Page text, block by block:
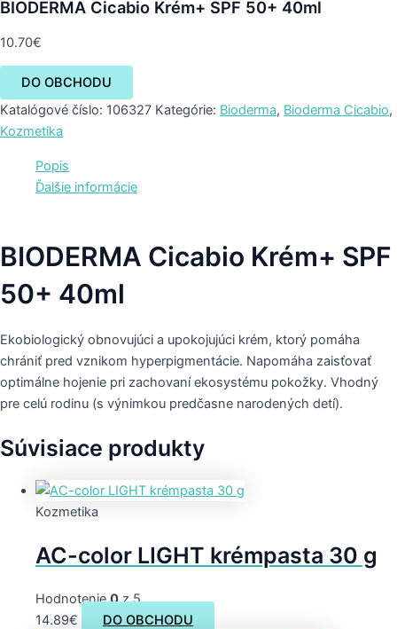
BIODERMA Cicabio Krém+ SPF 50+ 40ml
10.70€
DO OBCHODU
Katalógové číslo: 106327 Kategórie: Bioderma, Bioderma Cicabio,
Kozmetika
Popis
Ďalšie informácie
BIODERMA Cicabio Krém+ SPF
50+ 40ml
Ekobiologický obnovujúci a upokojujúci krém, ktorý pomáha
chrániť pred vznikom hyperpigmentácie. Napomáha zaisťovať
optimálne hojenie pri zachovaní ekosystému pokožky. Vhodný
pre celú rodinu (s výnimkou predčasne narodených detí).
Súvisiace produkty
Kozmetika
AC-color LIGHT krémpasta 30 g
Hodnotenie0z 5
14.89€ DO OBCHODU